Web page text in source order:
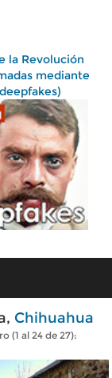
la Revolución
mediante
Chihuahua
(1 al 24 de 27):